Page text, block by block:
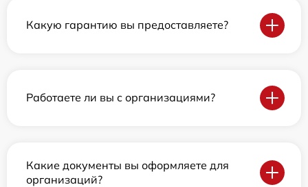
Какую гарантию вы предоставляете?
Работаете ли вы с организациями?
Какие документы вы оформляете для
организаций?